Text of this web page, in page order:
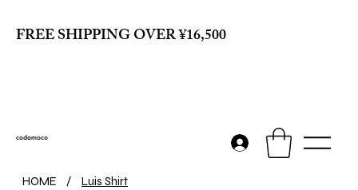
FREE SHIPPING OVER ¥16,500
codomoco
HOME / Luis Shirt